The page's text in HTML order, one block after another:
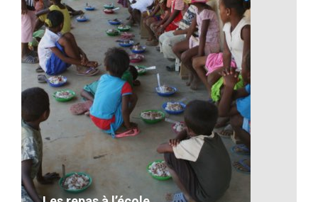
Artisanat-Bateau à Madagascar
VOIR LE DÉTAIL